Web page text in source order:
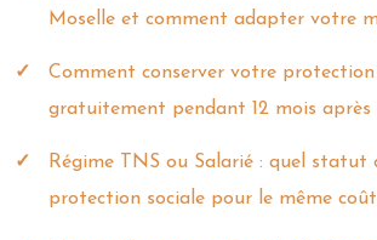
Moselle et comment adapter votre
Comment conserver votre protection
gratuitement pendant 12 mois après
Régime TNS ou Salarié : quel statut
protection sociale pour le même